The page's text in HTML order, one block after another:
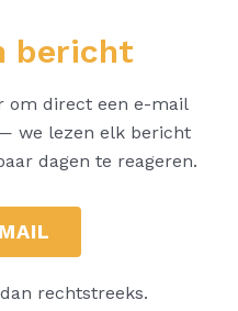
bericht
om direct een e-mail
we lezen elk bericht
dagen te reageren.
rechtstreeks.